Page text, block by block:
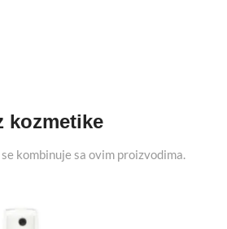
kozmetike
kombinuje sa ovim proizvodima.